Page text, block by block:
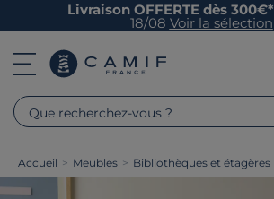
Livraison OFFERTE dès 300€*
18/08 Voir la sélection
Que recherchez-vous ?
Accueil > Meubles > Bibliothèques et étagères